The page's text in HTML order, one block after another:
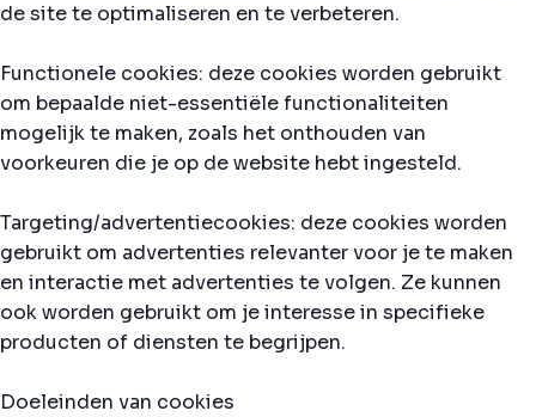
de site te optimaliseren en te verbeteren.
Functionele cookies: deze cookies worden gebruikt
om bepaalde niet-essentiële functionaliteiten
mogelijk te maken, zoals het onthouden van
voorkeuren die je op de website hebt ingesteld.
Targeting/advertentiecookies: deze cookies worden
gebruikt om advertenties relevanter voor je te maken
en interactie met advertenties te volgen. Ze kunnen
ook worden gebruikt om je interesse in specifieke
producten of diensten te begrijpen.
Doeleinden van cookies